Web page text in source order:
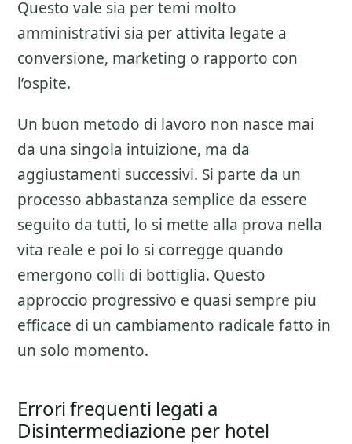
Questo vale sia per temi molto
amministrativi sia per attivita legate a
conversione, marketing o rapporto con
l’ospite.
Un buon metodo di lavoro non nasce mai
da una singola intuizione, ma da
aggiustamenti successivi. Si parte da un
processo abbastanza semplice da essere
seguito da tutti, lo si mette alla prova nella
vita reale e poi lo si corregge quando
emergono colli di bottiglia. Questo
approccio progressivo e quasi sempre piu
efficace di un cambiamento radicale fatto in
un solo momento.
Errori frequenti legati a
Disintermediazione per hotel